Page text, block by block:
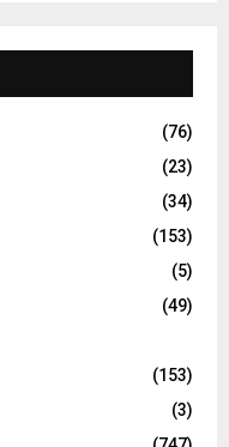
(76)
(23)
(34)
(153)
(5)
(49)
(153)
(3)